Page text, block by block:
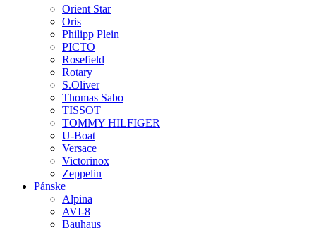
Orient Star
Oris
Philipp Plein
PICTO
Rosefield
Rotary
S.Oliver
Thomas Sabo
TISSOT
TOMMY HILFIGER
U-Boat
Versace
Victorinox
Zeppelin
Pánske
Alpina
AVI-8
Bauhaus